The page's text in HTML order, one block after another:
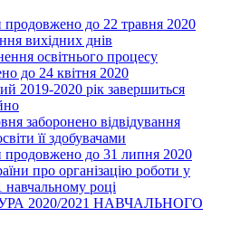
продовжено до 22 травня 2020
вихідних днів
освітнього процесу
до 24 квітня 2020
2019-2020 рік завершиться
заборонено відвідування
її здобувачами
продовжено до 31 липня 2020
про організацію роботи у
навчальному році
2020/2021 НАВЧАЛЬНОГО